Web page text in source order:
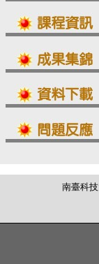
南臺科